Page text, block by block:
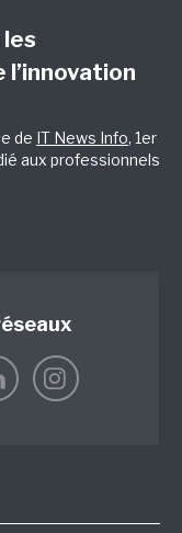
l’innovation
de IT News Info, 1er
aux professionnels